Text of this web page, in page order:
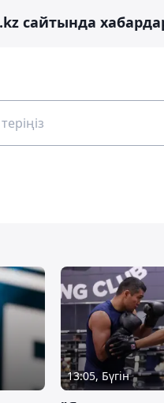
сайтында
13:05, Бүгін